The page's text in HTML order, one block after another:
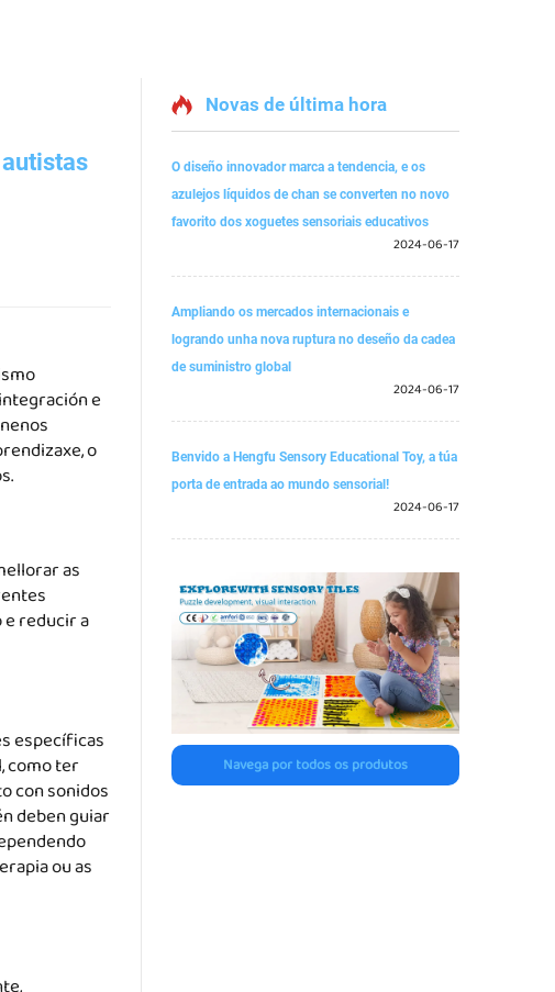
e
o
as
reducir a
específicas
como ter
con sonidos
deben guiar
ou as
Novas de última hora
O diseño innovador marca a tendencia, e os
azulejos líquidos de chan se converten no novo
favorito dos xoguetes sensoriais educativos
2024-06-17
Ampliando os mercados internacionais e
logrando unha nova ruptura no deseño da cadea
de suministro global
2024-06-17
Benvido a Hengfu Sensory Educational Toy, a túa
porta de entrada ao mundo sensorial!
2024-06-17
Navega por todos os produtos